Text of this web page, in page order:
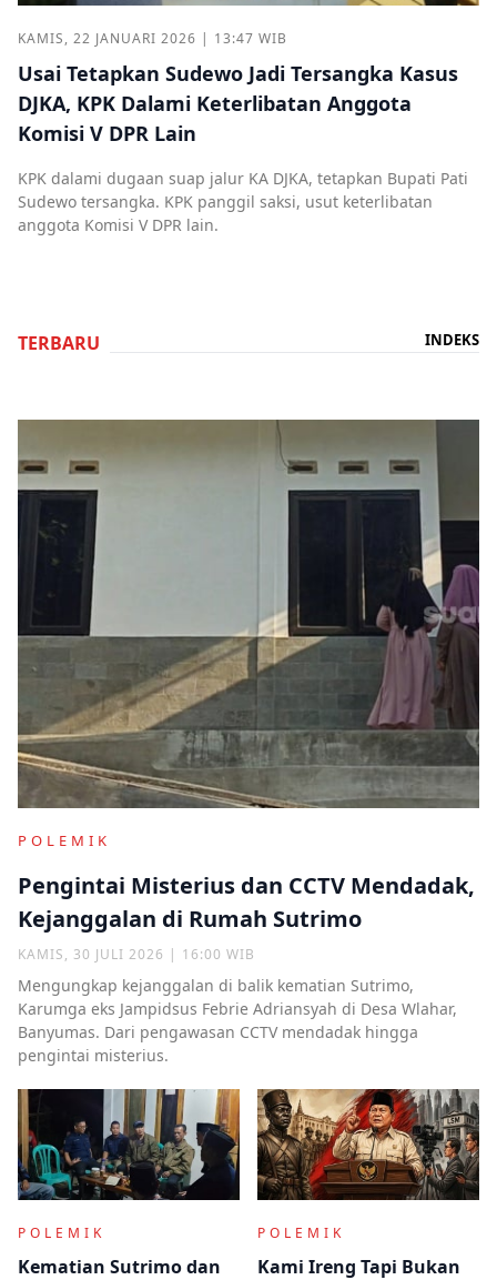
KAMIS, 22 JANUARI 2026 | 13:47 WIB
Usai Tetapkan Sudewo Jadi Tersangka Kasus
DJKA, KPK Dalami Keterlibatan Anggota
Komisi V DPR Lain
KPK dalami dugaan suap jalur KA DJKA, tetapkan Bupati Pati
Sudewo tersangka. KPK panggil saksi, usut keterlibatan
anggota Komisi V DPR lain.
TERBARU INDEKS
POLEMIK
Pengintai Misterius dan CCTV Mendadak,
Kejanggalan di Rumah Sutrimo
KAMIS, 30 JULI 2026 | 16:00 WIB
Mengungkap kejanggalan di balik kematian Sutrimo,
Karumga eks Jampidsus Febrie Adriansyah di Desa Wlahar,
Banyumas. Dari pengawasan CCTV mendadak hingga
pengintai misterius.
POLEMIK
Kematian Sutrimo dan
POLEMIK
Kami Ireng Tapi Bukan